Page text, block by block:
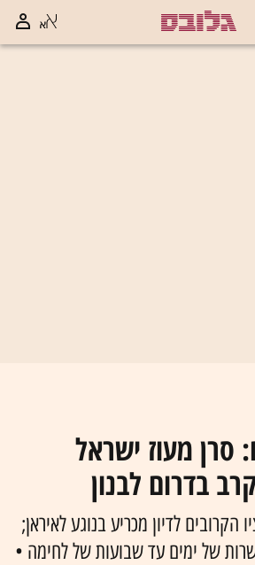
סרן מעוז ישראל
בדרום לבנון
הקרובים לדיון מכריע בנוגע לאיראן;
של ימים עד שבועות של לחימה •